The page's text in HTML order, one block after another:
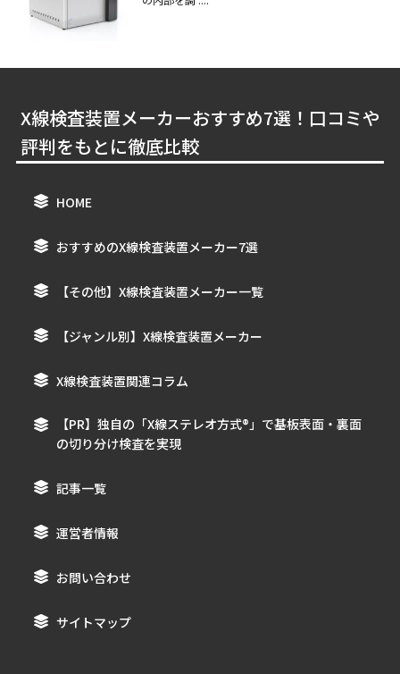
X線検査装置メーカーおすすめ7選！口コミや
評判をもとに徹底比較
HOME
おすすめのX線検査装置メーカー7選
【その他】X線検査装置メーカー一覧
【ジャンル別】X線検査装置メーカー
X線検査装置関連コラム
【PR】独自の「X線ステレオ方式®︎」で基板表面・裏面
の切り分け検査を実現
記事一覧
運営者情報
お問い合わせ
サイトマップ